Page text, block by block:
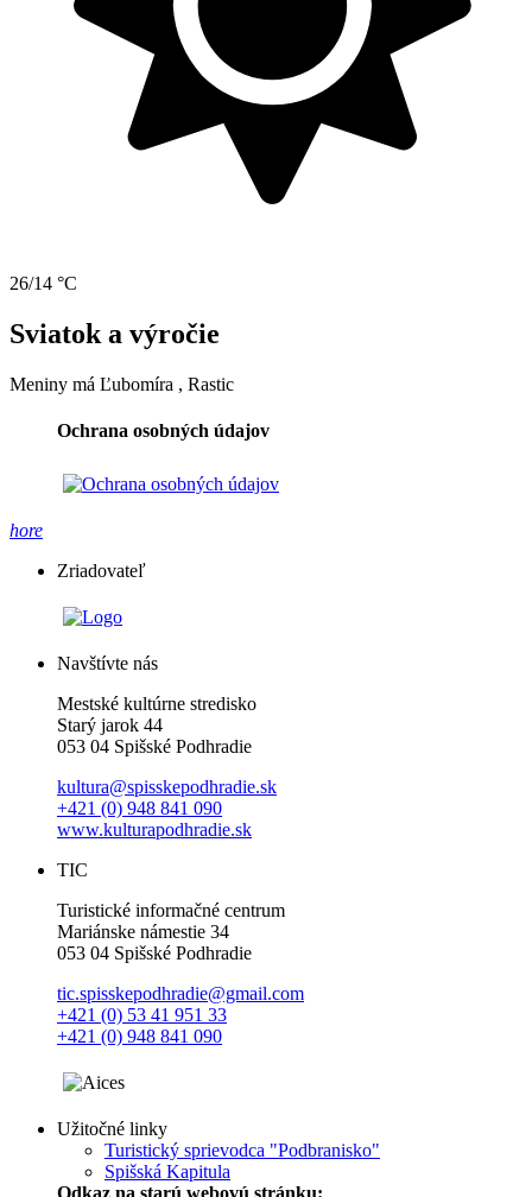
26/14 °C
Sviatok a výročie
Meniny má Ľubomíra , Rastic
Ochrana osobných údajov
hore
Zriadovateľ
Navštívte nás
Mestské kultúrne stredisko
Starý jarok 44
053 04 Spišské Podhradie
kultura@spisskepodhradie.sk
+421 (0) 948 841 090
www.kulturapodhradie.sk
TIC
Turistické informačné centrum
Mariánske námestie 34
053 04 Spišské Podhradie
tic.spisskepodhradie@gmail.com
+421 (0) 53 41 951 33
+421 (0) 948 841 090
Užitočné linky
Turistický sprievodca "Podbranisko"
Spišská Kapitula
Odkaz na starú webovú stránku: